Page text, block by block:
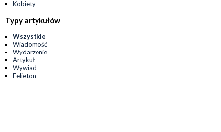
Kobiety
Typy artykułów
Wszystkie
Wiadomość
Wydarzenie
Artykuł
Wywiad
Felieton